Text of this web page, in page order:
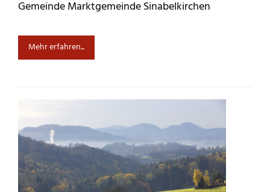
Gemeinde Marktgemeinde Sinabelkirchen
Mehr erfahren...